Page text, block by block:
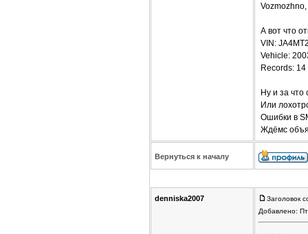
А вот что
VIN:
Vehicle:
Records:
Ну и за что
Или
Ошибки в
Ждёмс
Вернуться к началу
denniska2007
Заголовок
Добавлено: